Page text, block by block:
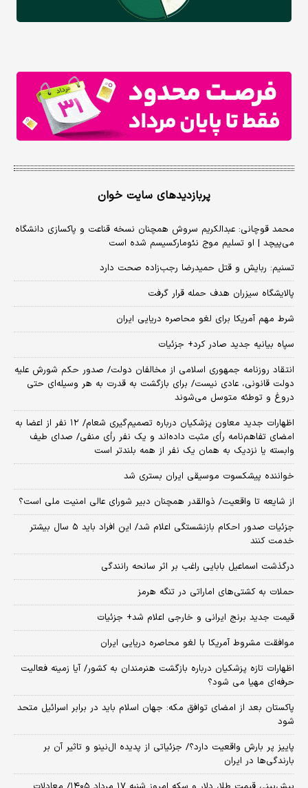
پربازدیدهای سایت خوان
محمد قوچانی: عبدالکریم سروش همچنان نسخه قناعت و پاکسازی دانشگاه
می‌پیچد | او تسلیم موج نئومارکسیسم شده است
تسنیم: ربایش و قتل حمیدرضا رجب‌زاده صحت دارد
پالایشگاه سیزران هدف حمله قرار گرفت
شرط مهم آمریکا برای لغو محاصره دریایی ایران
سپاه بیانیه جدید صادر کرد+ جزئیات
انتقاد روزنامه جمهوری اسلامی از مخالفان دولت/ صدور حکم شورش علیه
دولت قانونی، عادی نیست/ برای بازگشت به قدرت به هر وسیله‌ای حتی
دروغ و توطئه متوسل می‌شوند
اظهارات جدید معاون پزشکیان درباره تصمیم‌گیری شعام/ ۱۲ نفر از اعضا به
امضای تفاهم‌نامه رأی مثبت داده‌اند و یک نفر رأی منفی/ صدای طیف
وابسته یا نزدیک به همان یک نفر از همه بلندتر است
خواننده پیشکسوت موسیقی ایران بستری شد
از شایعه تا واقعیت/ ذوالقدر همچنان دبیر شورای ‌عالی امنیت ملی است؟
جزئیات صدور احکام بازنشستگی اعلام شد/ این افراد باید ۵ سال بیشتر
خدمت کنند
درگذشت اسماعیل بابایی راغب بر اثر سانحه رانندگی
حملات به کشتی‌های اماراتی در تنگه هرمز
قیمت جدید برنج ایرانی و خارجی اعلام شد+ جزئیات
موافقت مشروط آمریکا با لغو محاصره دریایی ایران
اظهارات تازه پزشکیان درباره بازگشت هنرمندان به کشور/ آیا زمینه فعالیت
حرفه‌ای مهیا می شود؟
پاکستان بعد از امضای توافق مکه: جهان اسلام باید در برابر اسرائیل متحد
شود
پاییز پر بارش واقعیت دارد؟/ جزئیاتی از پدیده ال‌نینو و تاثیر آن بر
بارندگی‌ها در ایران